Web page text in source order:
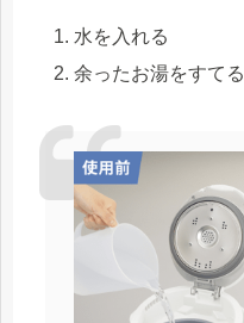
水を入れる
余ったお湯をすてる